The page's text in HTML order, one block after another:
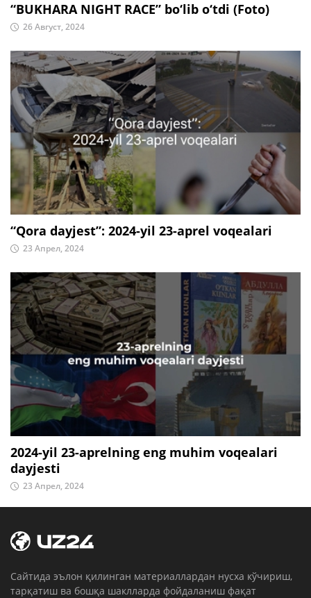
“BUKHARA NIGHT RACE” bo‘lib o‘tdi (Foto)
26 Август, 2024
“Qora dayjest”: 2024-yil 23-aprel voqealari
23 Апрел, 2024
2024-yil 23-aprelning eng muhim voqealari
dayjesti
23 Апрел, 2024
Cайтида эълон қилинган материаллардан нусха кўчириш,
тарқатиш ва бошқа шаклларда фойдаланиш фақат